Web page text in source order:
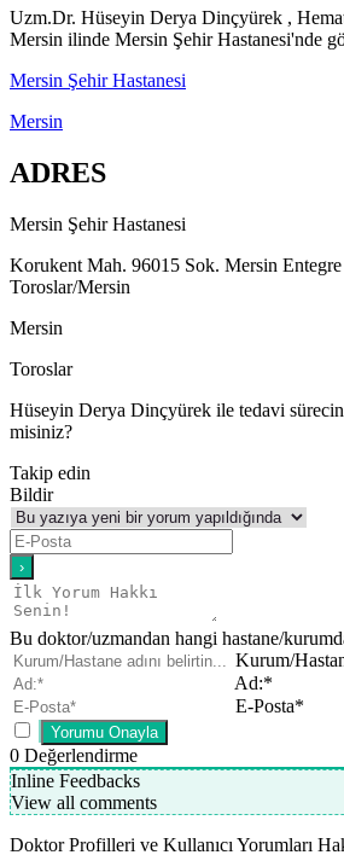
Uzm.Dr. Hüseyin Derya Dinçyürek ,
Mersin ilinde Mersin Şehir Hastanesi'nde
Mersin Şehir Hastanesi
Mersin
ADRES
Mersin Şehir Hastanesi
Korukent Mah. 96015 Sok. Mersin
Toroslar/Mersin
Mersin
Toroslar
Hüseyin Derya Dinçyürek ile tedavi
misiniz?
Takip edin
Bildir
Bu doktor/uzmandan hangi hastane/
Kurum/
Ad:*
E-Posta*
0 Değerlendirme
Inline Feedbacks
View all comments
Doktor Profilleri ve Kullanıcı Yorumları